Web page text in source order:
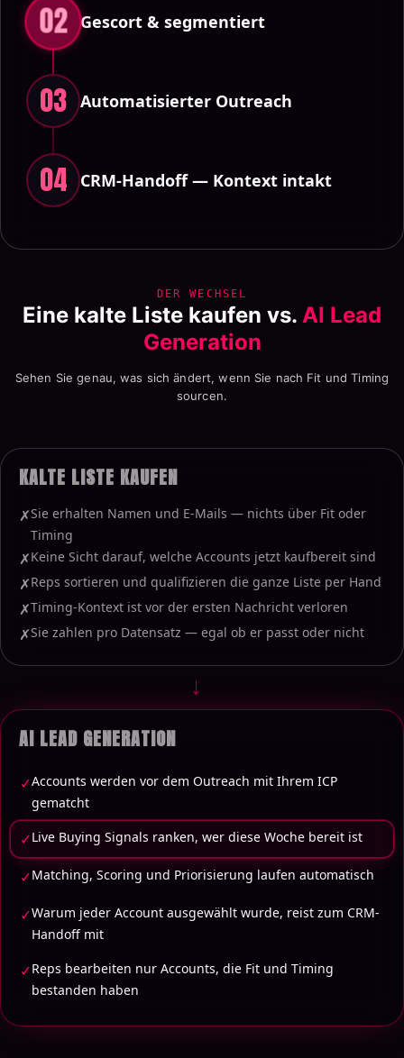
02 Gescort & segmentiert
03 Automatisierter Outreach
04 CRM-Handoff — Kontext intakt
DER WECHSEL
Eine kalte Liste kaufen vs. AI Lead
Generation
Sehen Sie genau, was sich ändert, wenn Sie nach Fit und Timing
sourcen.
KALTE LISTE KAUFEN
✗Sie erhalten Namen und E-Mails — nichts über Fit oder
Timing
✗Keine Sicht darauf, welche Accounts jetzt kaufbereit sind
✗Reps sortieren und qualifizieren die ganze Liste per Hand
✗Timing-Kontext ist vor der ersten Nachricht verloren
✗Sie zahlen pro Datensatz — egal ob er passt oder nicht
→
AI LEAD GENERATION
✓Accounts werden vor dem Outreach mit Ihrem ICP
gematcht
✓Live Buying Signals ranken, wer diese Woche bereit ist
✓Matching, Scoring und Priorisierung laufen automatisch
✓Warum jeder Account ausgewählt wurde, reist zum CRM-
Handoff mit
✓Reps bearbeiten nur Accounts, die Fit und Timing
bestanden haben